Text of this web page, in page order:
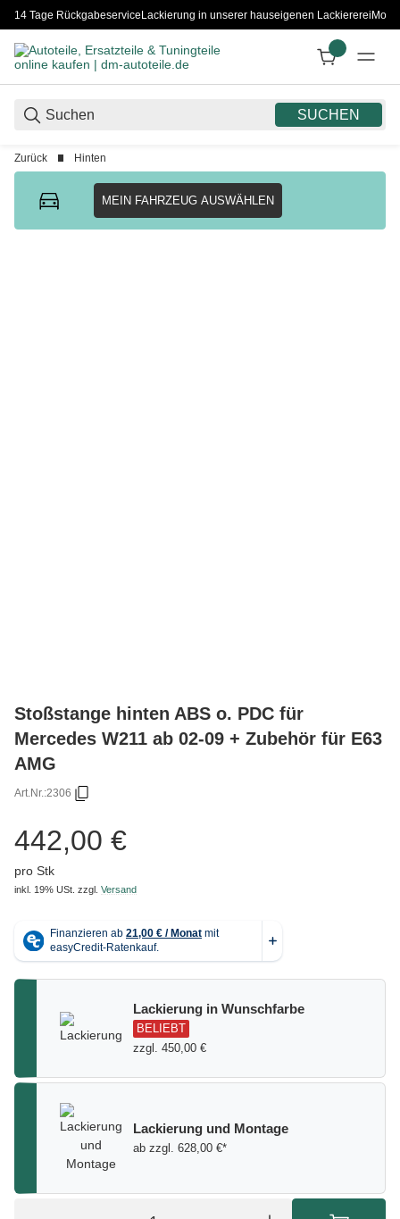
14 Tage RückgabeserviceLackierung in unserer hauseigenen Lackiererei
SUCHEN
Zurück Hinten
MEIN FAHRZEUG AUSWÄHLEN
Stoßstange hinten ABS o. PDC für
Mercedes W211 ab 02-09 + Zubehör für E63
AMG
Art.Nr.:2306
442,00 €
pro Stk
inkl. 19% USt. zzgl. Versand
Lackierung in Wunschfarbe
BELIEBT
zzgl. 450,00 €
Lackierung und Montage
ab zzgl. 628,00 €*